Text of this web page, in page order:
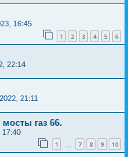
16:45
1 2 3 4 5 6
22:14
21:11
газ 66.
17:40
1 7 8 9 10